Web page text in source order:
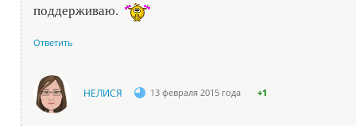
поддерживаю.
Ответить
НЕЛИСЯ 13 февраля 2015 года +1